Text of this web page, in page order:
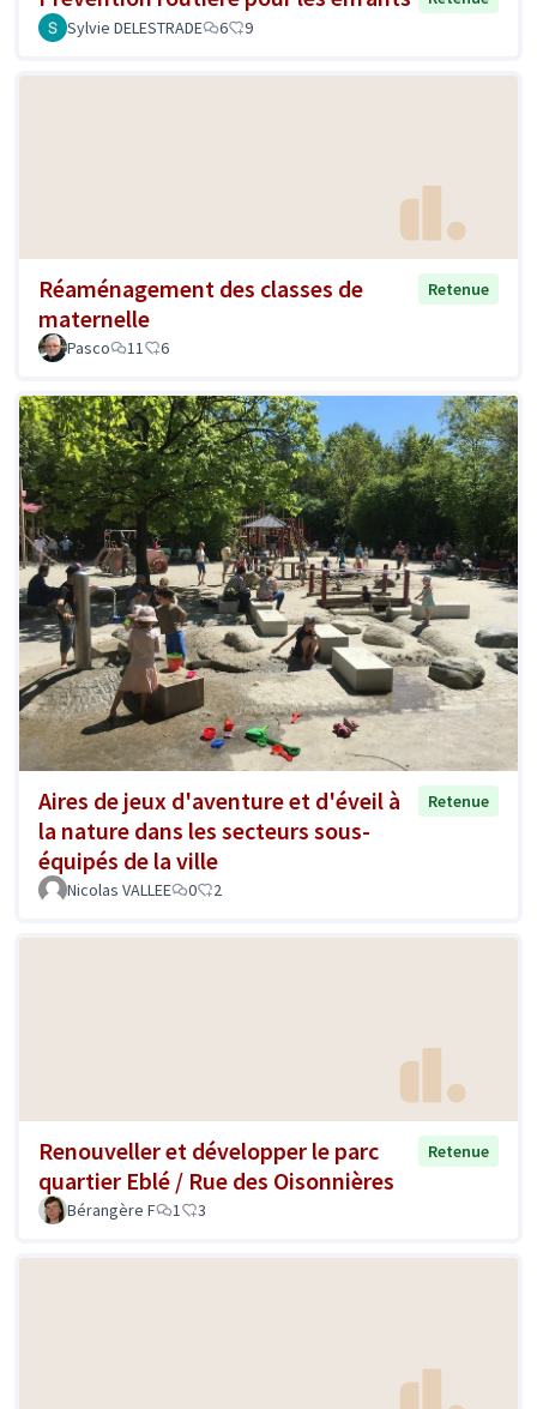
Sylvie DELESTRADE
6 9
Réaménagement des classes de
maternelle
Retenue
Pasco 11 6
Aires de jeux d'aventure et d'éveil à
la nature dans les secteurs sous-
équipés de la ville
Retenue
Nicolas VALLEE 0 2
Renouveller et développer le parc
quartier Eblé / Rue des Oisonnières
Retenue
Bérangère F 1 3